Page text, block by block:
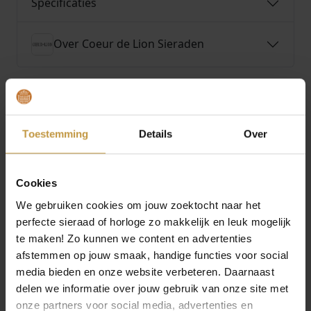
Toestemming Details Over
Cookies
We gebruiken cookies om jouw zoektocht naar het
perfecte sieraad of horloge zo makkelijk en leuk mogelijk
te maken! Zo kunnen we content en advertenties
afstemmen op jouw smaak, handige functies voor social
media bieden en onze website verbeteren. Daarnaast
delen we informatie over jouw gebruik van onze site met
onze partners voor social media, advertenties en
Over Coeur de Lion Sieraden
MEER VAN COEUR DE LION SIERADEN
€ 85,00 € 119,00